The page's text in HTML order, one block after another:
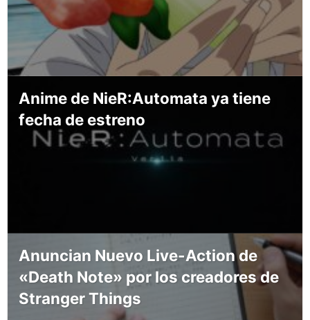
Anime de NieR:Automata ya tiene
fecha de estreno
Anuncian Nuevo Live-Action de
«Death Note» por los creadores de
Stranger Things